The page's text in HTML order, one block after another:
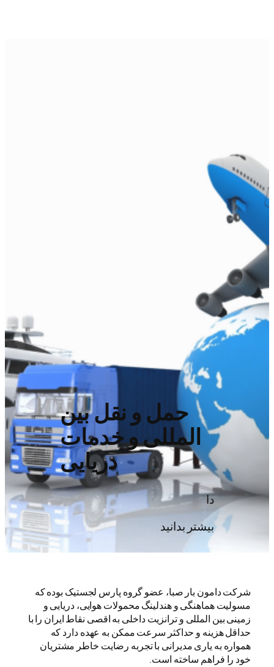
حمل و نقل بین
المللی و خدمات
دریایی
دا
بیشتر بدانید
شرکت دامون بار صبا، عضو گروه پارس لجستیک بوده که
مسولیت هماهنگی و هندلینگ محمولات هوایی، دریایی و
زمینی بین المللی و ترانزیت داخلی به اقصی نقاط ایران را با
حداقل هزینه و حداکثر سرعت ممکن به عهده دارد که
همواره به یاری مدیرانی با تجربه رضایت خاطر مشتریان
خود را فراهم ساخته است.